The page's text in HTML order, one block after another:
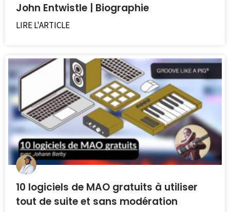
John Entwistle | Biographie
LIRE L'ARTICLE
10 logiciels de MAO gratuits à utiliser
tout de suite et sans modération